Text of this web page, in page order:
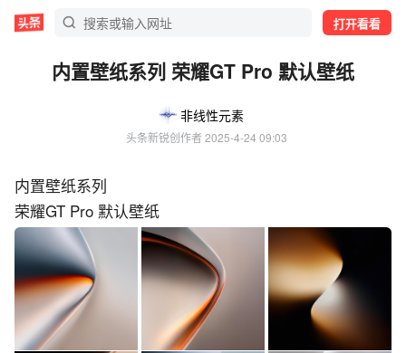
打开看看
内置壁纸系列 荣耀GT Pro 默认壁纸
非线性元素
头条新锐创作者 2025-4-24 09:03
内置壁纸系列
荣耀GT Pro 默认壁纸